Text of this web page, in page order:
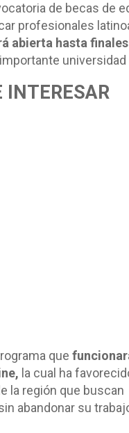
de becas de
profesionales
abierta hasta
universidad
INTERESAR
que
la cual ha
la región que buscan
abandonar su